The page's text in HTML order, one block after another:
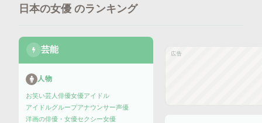
日本の女優 のランキング
芸能
人物
お笑い芸人 俳優女優アイドル
アイドルグループアナウンサー声優
洋画の俳優・女優セクシー女優
広告